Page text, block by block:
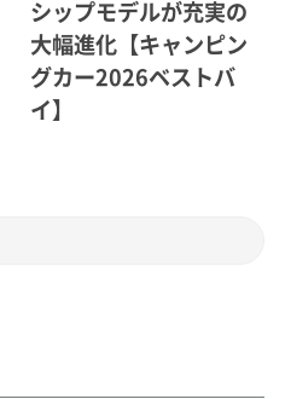
シップモデルが充実の
大幅進化【キャンピン
グカー2026ベストバ
イ】